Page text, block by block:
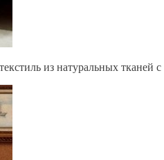
из натуральных тканей